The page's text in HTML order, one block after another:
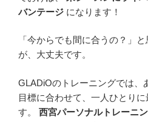
バンテージ になります！
「今からでも間に合うの？」
が、大丈夫です。
GLADiOのトレーニングでは、
目標に合わせて、一人ひとり
す。 西宮パーソナルトレーニ